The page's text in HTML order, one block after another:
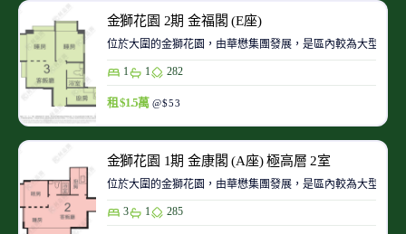
金獅花園 2期 金福閣 (E座)
位於大圍的金獅花園，由華懋集團發展，是區內較為大型的
1 1 282
租 $1.5萬 @$53
金獅花園 1期 金康閣 (A座) 極高層 2室
位於大圍的金獅花園，由華懋集團發展，是區內較為大型的
3 1 285